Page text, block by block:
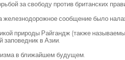
за свободу против британских
железнодорожное сообщение было
природы Райгандж (также
в Азии.
в ближайшем будущем.